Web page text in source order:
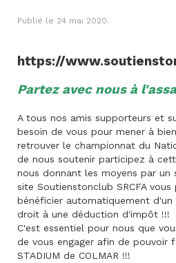
Publié le 24 mai 2020.
https://
Partez avec nous à
A tous nos amis supporteurs et
besoin de vous pour mener à
retrouver le championnat du
de nous soutenir participez à
nous donnant les moyens par
site Soutienstonclub SRCFA
bénéficier automatiquement d'un
droit à une déduction d'impôt !!!
C'est essentiel pour nous que
de vous engager afin de pouvoir
STADIUM de COLMAR !!!